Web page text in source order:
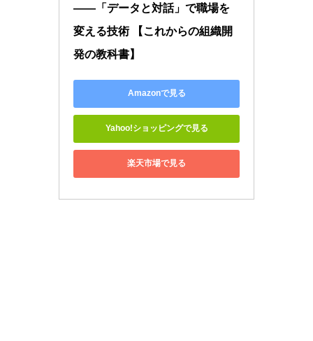
――「データと対話」で職場を
変える技術 【これからの組織開
発の教科書】
Amazonで見る
Yahoo!ショッピングで見る
楽天市場で見る